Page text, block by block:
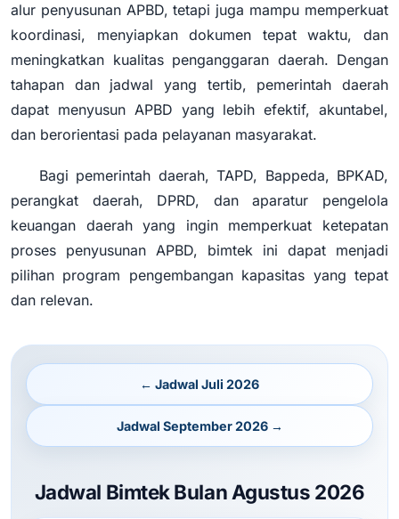
alur penyusunan APBD, tetapi juga mampu memperkuat
koordinasi, menyiapkan dokumen tepat waktu, dan
meningkatkan kualitas penganggaran daerah. Dengan
tahapan dan jadwal yang tertib, pemerintah daerah
dapat menyusun APBD yang lebih efektif, akuntabel,
dan berorientasi pada pelayanan masyarakat.
Bagi pemerintah daerah, TAPD, Bappeda, BPKAD,
perangkat daerah, DPRD, dan aparatur pengelola
keuangan daerah yang ingin memperkuat ketepatan
proses penyusunan APBD, bimtek ini dapat menjadi
pilihan program pengembangan kapasitas yang tepat
dan relevan.
← Jadwal Juli 2026
Jadwal September 2026 →
Jadwal Bimtek Bulan Agustus 2026